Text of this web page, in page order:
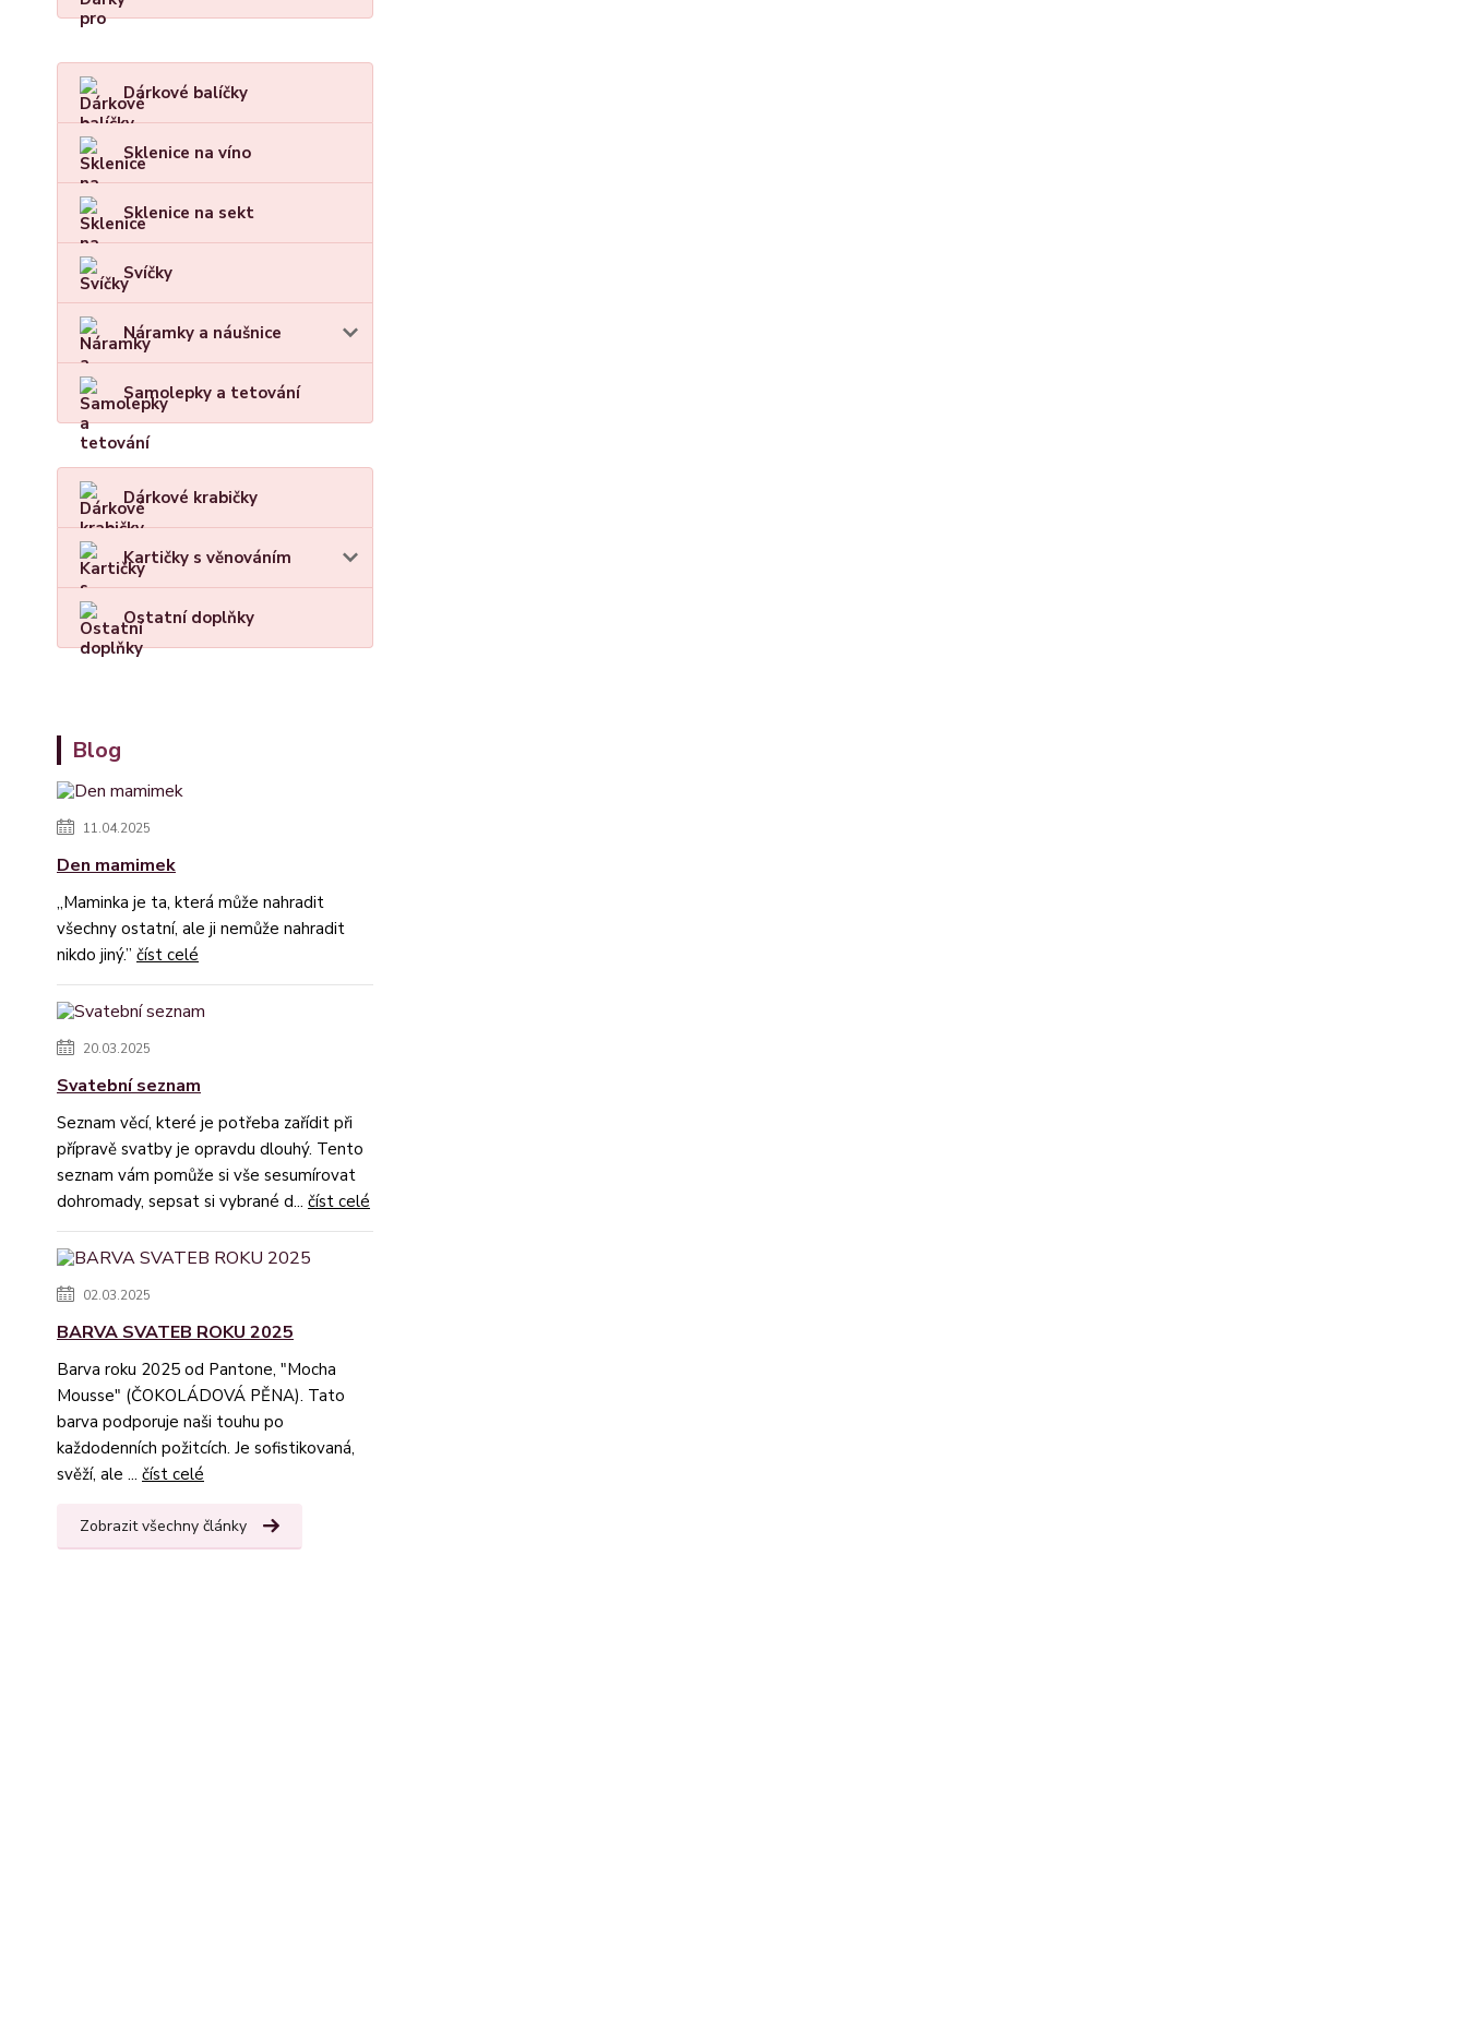
Dárkové balíčky
Sklenice na víno
Sklenice na sekt
Svíčky
Náramky a náušnice
Samolepky a tetování
Dárkové krabičky
Kartičky s věnováním
Ostatní doplňky
Blog
11.04.2025
Den mamimek
„Maminka je ta, která může nahradit
všechny ostatní, ale ji nemůže nahradit
nikdo jiný.” číst celé
20.03.2025
Svatební seznam
Seznam věcí, které je potřeba zařídit při
přípravě svatby je opravdu dlouhý. Tento
seznam vám pomůže si vše sesumírovat
dohromady, sepsat si vybrané d... číst celé
02.03.2025
BARVA SVATEB ROKU 2025
Barva roku 2025 od Pantone, "Mocha
Mousse" (ČOKOLÁDOVÁ PĚNA). Tato
barva podporuje naši touhu po
každodenních požitcích. Je sofistikovaná,
svěží, ale ... číst celé
Zobrazit všechny články